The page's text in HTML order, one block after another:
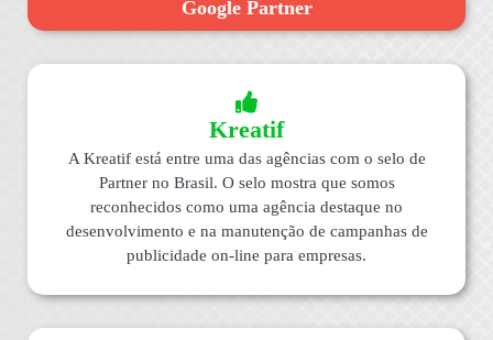
Google Partner
Kreatif
A Kreatif está entre uma das agências com o selo de
Partner no Brasil. O selo mostra que somos
reconhecidos como uma agência destaque no
desenvolvimento e na manutenção de campanhas de
publicidade on-line para empresas.